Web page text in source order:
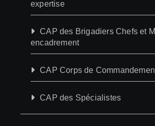
expertise
CAP des Brigadiers Chefs et
encadrement
CAP Corps de
CAP des Spécialistes